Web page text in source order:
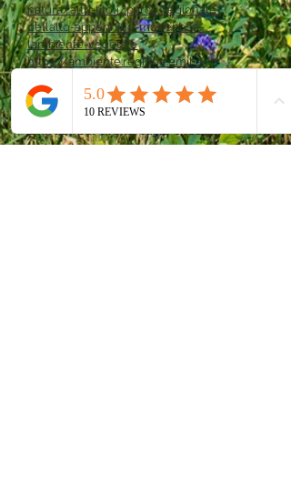
natura/altri-titoli/parco-regionale-
dellalto-appennino-modenese-
lambiente-vegetale
https://ambiente.regione.emilia-
protette/parchi/aamo
Link utili per eventi, sagre e feste
popolari: